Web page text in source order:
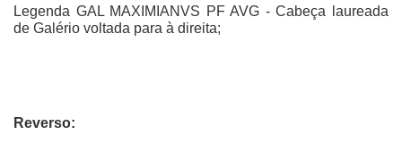
Legenda GAL MAXIMIANVS PF AVG - Cabeça laureada
de Galério voltada para à direita;
Reverso: